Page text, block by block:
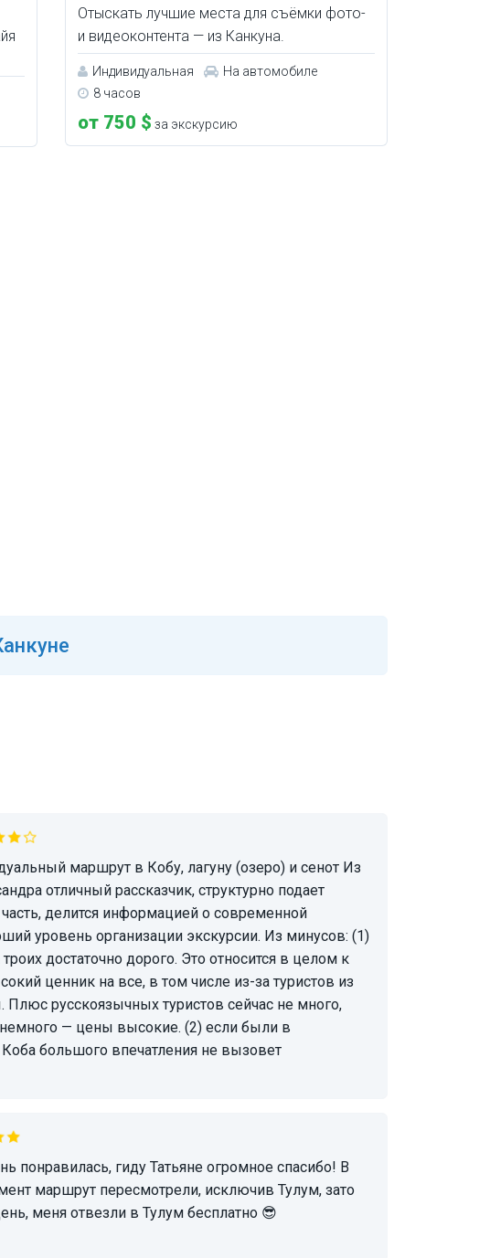
Отыскать лучшие места для съёмки фото-
и видеоконтента — из Канкуна.
Индивидуальная
На автомобиле
8 часов
от 750 $ за экскурсию
отличный рассказчик, структурно подает
делится информацией о современной
организации экскурсии. Из минусов: (1)
достаточно дорого. Это относится в целом к
ценник на все, в том числе из-за туристов из
русскоязычных туристов сейчас не много,
— цены высокие. (2) если были в
большого впечатления не вызовет
маршрут пересмотрели, исключив Тулум, зато
меня отвезли в Тулум бесплатно 😎